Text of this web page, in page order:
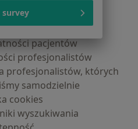
pacjentów
profesjonalistów
profesjonalistów, których
samodzielnie
cookies
wyszukiwania